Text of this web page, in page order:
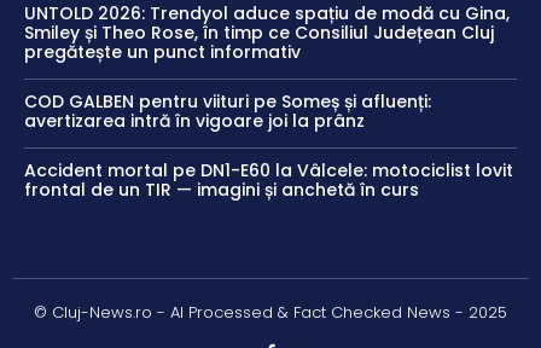
UNTOLD 2026: Trendyol aduce spațiu de modă cu Gina,
Smiley și Theo Rose, în timp ce Consiliul Județean Cluj
pregătește un punct informativ
COD GALBEN pentru viituri pe Someș și afluenți:
avertizarea intră în vigoare joi la prânz
Accident mortal pe DN1-E60 la Vâlcele: motociclist lovit
frontal de un TIR — imagini și anchetă în curs
© Cluj-News.ro - AI Processed & Fact Checked News - 2025